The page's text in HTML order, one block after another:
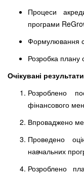
Процеси
програми
Формулювання
Розробка плану
Очікувані
Розроблено
фінансового
Впроваджено
Проведено
навчальних
Розроблено